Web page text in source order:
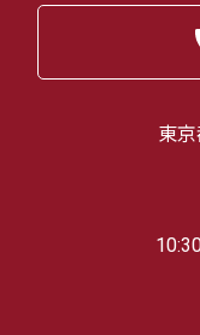
東